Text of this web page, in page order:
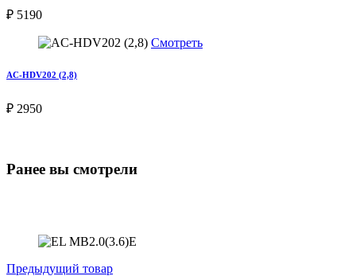
₽ 5190
Смотреть
AC-HDV202 (2,8)
₽ 2950
Ранее вы смотрели
Предыдущий товар